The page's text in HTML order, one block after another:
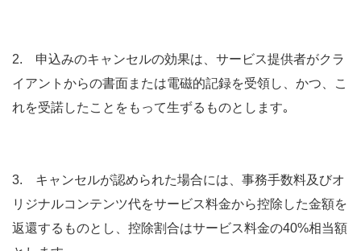
2. 申込みのキャンセルの効果は、サービス提供者がクラ
イアントからの書面または電磁的記録を受領し、かつ、こ
れを受諾したことをもって生ずるものとします｡
3. キャンセルが認められた場合には、事務手数料及びオ
リジナルコンテンツ代をサービス料金から控除した金額を
返還するものとし、控除割合はサービス料金の40%相当額